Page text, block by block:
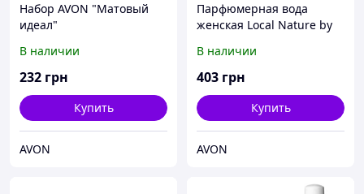
Набор AVON "Матовый
идеал"
В наличии
232 грн
Купить
AVON
Парфюмерная вода
женская Local Nature by
50 мл
В наличии
403 грн
Купить
AVON